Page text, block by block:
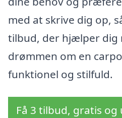
med at skrive dig op,
tilbud, der hjælper dig
drømmen om en
funktionel og stilfuld.
Få 3 tilbud, gratis